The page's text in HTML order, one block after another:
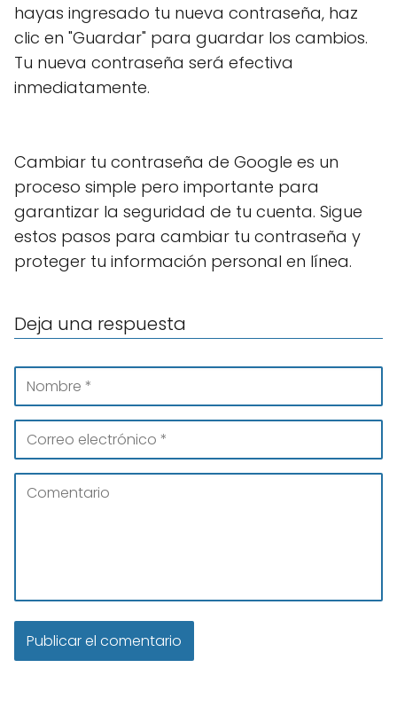
hayas ingresado tu nueva contraseña, haz
clic en "Guardar" para guardar los cambios.
Tu nueva contraseña será efectiva
inmediatamente.
Cambiar tu contraseña de Google es un
proceso simple pero importante para
garantizar la seguridad de tu cuenta. Sigue
estos pasos para cambiar tu contraseña y
proteger tu información personal en línea.
Deja una respuesta